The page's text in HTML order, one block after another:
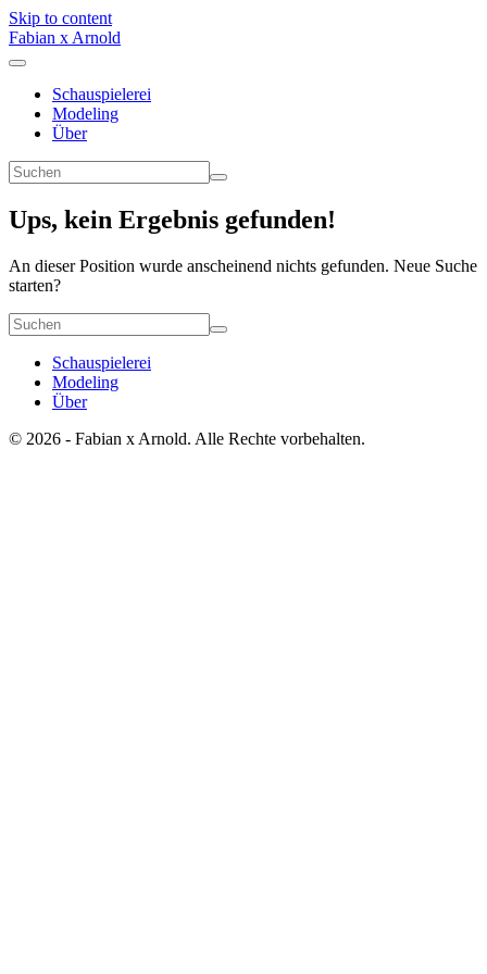
Skip to content
Fabian x Arnold
Schauspielerei
Modeling
Über
Ups, kein Ergebnis gefunden!
An dieser Position wurde anscheinend nichts gefunden. Neue Suche
starten?
Schauspielerei
Modeling
Über
© 2026 - Fabian x Arnold. Alle Rechte vorbehalten.